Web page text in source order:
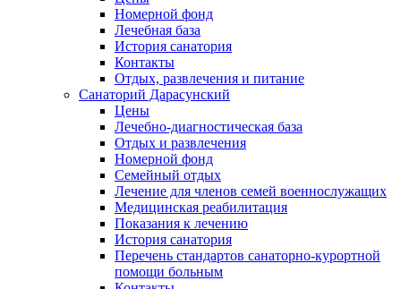
Номерной фонд
Лечебная база
История санатория
Контакты
Отдых, развлечения и питание
Санаторий Дарасунский
Цены
Лечебно-диагностическая база
Отдых и развлечения
Номерной фонд
Семейный отдых
Лечение для членов семей военнослужащих
Медицинская реабилитация
Показания к лечению
История санатория
Перечень стандартов санаторно-курортной
помощи больным